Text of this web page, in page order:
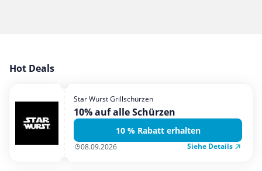
Garten, Haushalt & Tiere
Mobilfunk & Internet
Mode & Accessoires
Shopping
Hot Deals
Star Wurst Grillschürzen
10% auf alle Schürzen
10 % Rabatt erhalten
08.09.2026 Siehe Details